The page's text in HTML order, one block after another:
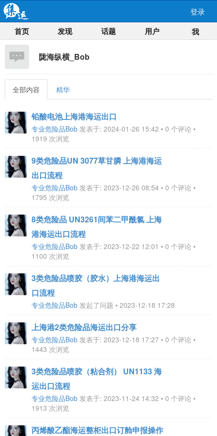
登录
首页 发现 话题 用户 我
陇海纵横_Bob
全部内容 精华
铅酸电池上海港海运出口
专业危险品Bob 发表于: 2024-01-26 15:42 • 0 个评论 •
1919 次浏览
9类危险品UN 3077草甘膦 上海港海运
出口流程
专业危险品Bob 发表于: 2023-12-26 08:54 • 0 个评论 •
1795 次浏览
8类危险品 UN3261间苯二甲酰氯 上海
港海运出口流程
专业危险品Bob 发表于: 2023-12-22 12:01 • 0 个评论 •
1100 次浏览
3类危险品喷胶（胶水）上海港海运出
口流程
专业危险品Bob 发起了问题 • 2023-12-18 17:28
上海港2类危险品海运出口分享
专业危险品Bob 发表于: 2023-12-18 17:27 • 0 个评论 •
1443 次浏览
3类危险品喷胶（粘合剂） UN1133 海
运出口流程
专业危险品Bob 发表于: 2023-11-24 14:32 • 0 个评论 •
1913 次浏览
丙烯酸乙酯海运整柜出口订舱申报操作